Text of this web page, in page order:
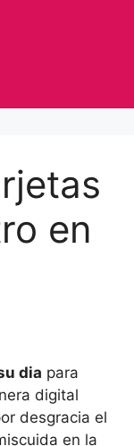
en
dia para
digital
desgracia el
en la